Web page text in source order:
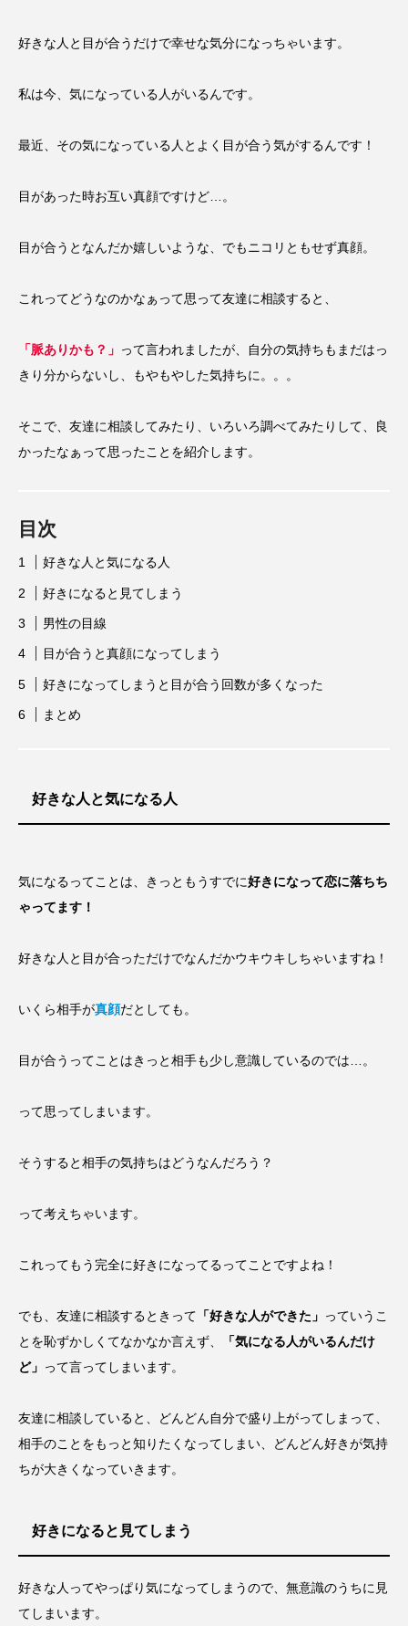
好きな人と目が合うだけで幸せな気分になっちゃいます。
私は今、気になっている人がいるんです。
最近、その気になっている人とよく目が合う気がするんです！
目があった時お互い真顔ですけど…。
目が合うとなんだか嬉しいような、でもニコリともせず真顔。
これってどうなのかなぁって思って友達に相談すると、
「脈ありかも？」 って言われましたが、自分の気持ちもまだはっ
きり分からないし、もやもやした気持ちに。。。
そこで、友達に相談してみたり、いろいろ調べてみたりして、良
かったなぁって思ったことを紹介します。
目次
好きな人と気になる人
好きになると見てしまう
男性の目線
目が合うと真顔になってしまう
好きになってしまうと目が合う回数が多くなった
まとめ
好きな人と気になる人
気になるってことは、きっともうすでに好きになって恋に落ちち
ゃってます！
好きな人と目が合っただけでなんだかウキウキしちゃいますね！
いくら相手が真顔だとしても。
目が合うってことはきっと相手も少し意識しているのでは…。
って思ってしまいます。
そうすると相手の気持ちはどうなんだろう？
って考えちゃいます。
これってもう完全に好きになってるってことですよね！
でも、友達に相談するときって 「好きな人ができた」 っていうこ
とを恥ずかしくてなかなか言えず、
「気になる人がいるんだけ
ど」 って言ってしまいます。
友達に相談していると、どんどん自分で盛り上がってしまって、
相手のことをもっと知りたくなってしまい、どんどん好きが気持
ちが大きくなっていきます。
好きになると見てしまう
好きな人ってやっぱり気になってしまうので、無意識のうちに見
てしまいます。